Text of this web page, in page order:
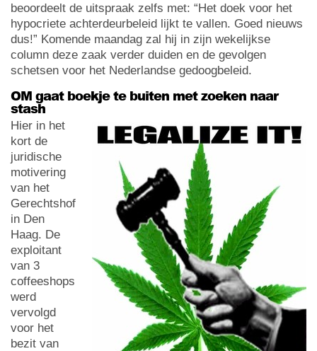
beoordeelt de uitspraak zelfs met: “Het doek voor het
hypocriete achterdeurbeleid lijkt te vallen. Goed nieuws
dus!” Komende maandag zal hij in zijn wekelijkse
column deze zaak verder duiden en de gevolgen
schetsen voor het Nederlandse gedoogbeleid.
OM gaat boekje te buiten met zoeken naar
stash
Hier in het
kort de
juridische
motivering
van het
Gerechtshof
in Den
Haag. De
exploitant
van 3
coffeeshops
werd
vervolgd
voor het
bezit van